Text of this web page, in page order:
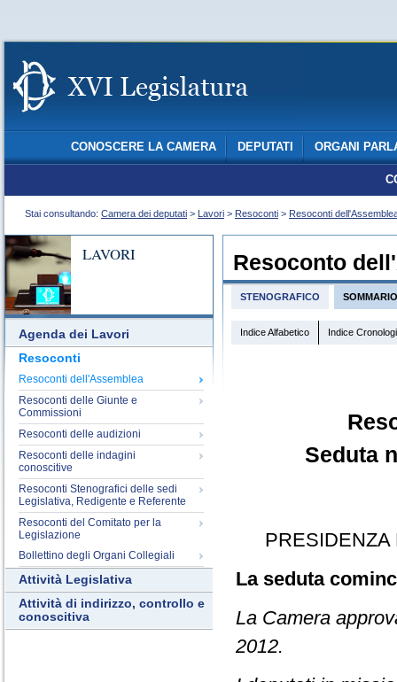
CONOSCERE LA CAMERA DEPUTATI ORGANI
Stai consultando: Camera dei deputati > Lavori > Resoconti > Resoconti
LAVORI
Agenda dei Lavori
Resoconti
Resoconti dell'Assemblea
Resoconti delle Giunte e
Commissioni
Resoconti delle audizioni
Resoconti delle indagini
conoscitive
Resoconti Stenografici delle sedi
Legislativa, Redigente e Referente
Resoconti del Comitato per la
Legislazione
Bollettino degli Organi Collegiali
Attività Legislativa
Attività di indirizzo, controllo e
conoscitiva
Resoconto
STENOGRAFICO SOMMARIO
Indice Alfabetico Indice
Seduta
PRESIDENZA
La seduta
La Camera
2012.